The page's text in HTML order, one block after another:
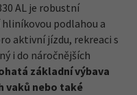
AL je robustní
podlahou a
aktivní jízdu, rekreaci s
i do náročnějších
základní výbava
vaků nebo také